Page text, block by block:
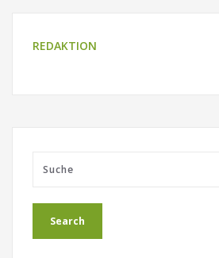
REDAKTION